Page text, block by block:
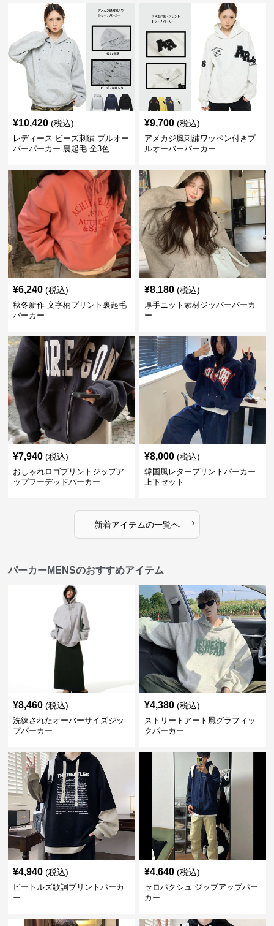
¥10,420 (税込)
レディース ビーズ刺繍 プルオー
バーパーカー 裏起毛 全3色
¥9,700 (税込)
アメカジ風刺繍ワッペン付きプ
ルオーバーパーカー
¥6,240 (税込)
秋冬新作 文字柄プリント裏起毛
パーカー
¥8,180 (税込)
厚手ニット素材ジッパーパーカ
ー
¥7,940 (税込)
おしゃれロゴプリントジップア
ップフーデッドパーカー
¥8,000 (税込)
韓国風レタープリントパーカー
上下セット
新着アイテムの一覧へ ›
パーカーMENSのおすすめアイテム
¥8,460 (税込)
洗練されたオーバーサイズジッ
プパーカー
¥4,380 (税込)
ストリートアート風グラフィッ
クパーカー
¥4,940 (税込)
ビートルズ歌詞プリントパーカ
ー
¥4,640 (税込)
セロパクシュ ジップアップパー
カー